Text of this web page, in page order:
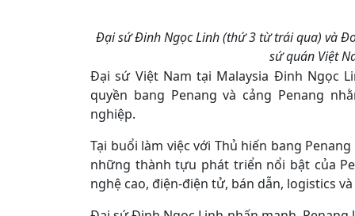
Đại sứ Đinh Ngọc Linh (thứ 3 từ trái qua) và
sứ quán Việt
Đại sứ Việt Nam tại Malaysia Đinh Ngọc
quyền bang Penang và cảng Penang
nghiệp.
Tại buổi làm việc với Thủ hiến bang
những thành tựu phát triển nổi bật của
nghệ cao, điện-điện tử, bán dẫn, logistics